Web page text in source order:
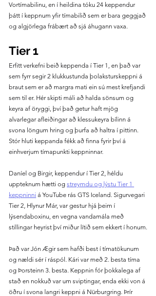
Vortímabilinu, en í heildina tóku 24 keppendur
þátt í keppnum yfir tímabilið sem er bara geggjað
og algjörlega frábært að sjá áhugann vaxa.
Tier 1
Erfitt verkefni beið keppenda í Tier 1, en það var
sem fyrr segir 2 klukkustunda þolaksturskeppni á
braut sem er að margra mati ein sú mest krefjandi
sem til er. Hér skipti máli að halda sönsum og
keyra af öryggi, því það getur haft mjög
alvarlegar afleiðingar að klessukeyra bílinn á
svona löngum hring og þurfa að haltra í pittinn.
Stór hluti keppanda fékk að finna fyrir því á
einhverjum tímapunkti keppninnar.
Daníel og Birgir, keppendur í Tier 2, héldu
uppteknum hætti og streymdu og lýstu Tier 1
keppninni á YouTube rás GTS Iceland. Sigurvegari
Tier 2, Hlynur Már, var gestur hjá þeim í
lýsendaboxinu, en vegna vandamála með
stillingar heyrist því miður lítið sem ekkert í honum.
Það var Jón Ægir sem hafði best í tímatökunum
og nældi sér í ráspól. Kári var með 2. besta tíma
og Þorsteinn 3. besta. Keppnin fór þokkalega af
stað en nokkuð var um sviptingar, enda ekki von á
öðru í svona langri keppni á Nürburgring. Þrír